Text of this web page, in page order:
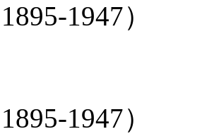
1947）
1947）